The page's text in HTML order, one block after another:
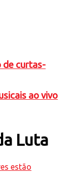
de curtas-
ao vivo
Luta